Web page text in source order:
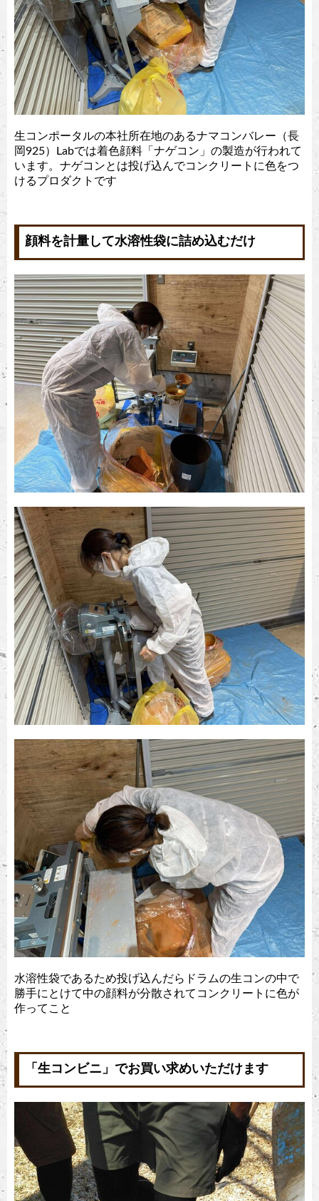
生コンポータルの本社所在地のあるナマコンバレー（長
岡925）Labでは着色顔料「ナゲコン」の製造が行われて
います。ナゲコンとは投げ込んでコンクリートに色をつ
けるプロダクトです
顔料を計量して水溶性袋に詰め込むだけ
水溶性袋であるため投げ込んだらドラムの生コンの中で
勝手にとけて中の顔料が分散されてコンクリートに色が
作ってこと
「生コンビニ」でお買い求めいただけます